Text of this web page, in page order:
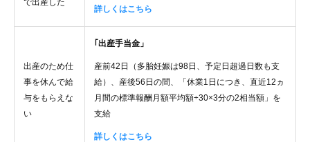
で出産した
詳しくはこちら
出産のため仕
事を休んで給
与をもらえな
い
｢出産手当金」
産前42日（多胎妊娠は98日、予定日超過日数も支
給）、産後56日の間、「休業1日につき、直近12ヵ
月間の標準報酬月額平均額÷30×3分の2相当額」を
支給
詳しくはこちら